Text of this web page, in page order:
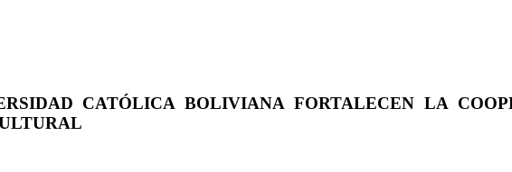
CATÓLICA BOLIVIANA FORTALECEN LA